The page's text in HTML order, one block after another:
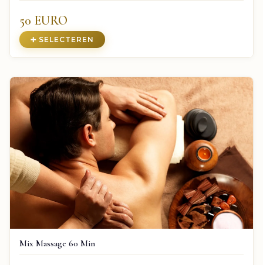
50 EURO
➕ SELECTEREN
Mix Massage 60 Min